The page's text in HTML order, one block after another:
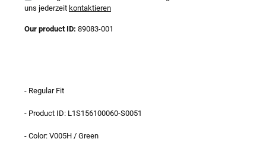
uns jederzeit kontaktieren
Our product ID: 89083-001
- Regular Fit
- Product ID: L1S156100060-S0051
- Color: V005H / Green